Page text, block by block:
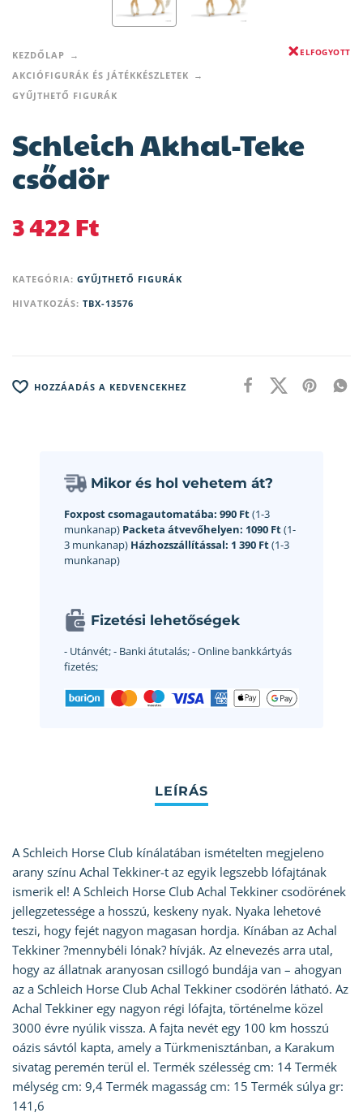
KEZDŐLAP
AKCIÓFIGURÁK ÉS JÁTÉKKÉSZLETEK
GYŰJTHETŐ FIGURÁK
ELFOGYOTT
Schleich Akhal-Teke
csődör
3 422Ft
KATEGÓRIA: GYŰJTHETŐ FIGURÁK
HIVATKOZÁS: TBX-13576
HOZZÁADÁS A KEDVENCEKHEZ
Mikor és hol vehetem át?
Foxpost csomagautomatába: 990 Ft(1-3
munkanap) Packeta átvevőhelyen: 1090 Ft(1-
3 munkanap) Házhozszállítással: 1 390 Ft(1-3
munkanap)
Fizetési lehetőségek
- Utánvét;- Banki átutalás;- Online bankkártyás
fizetés;
A Schleich Horse Club kínálatában ismételten megjeleno
arany színu Achal Tekkiner-t az egyik legszebb lófajtának
ismerik el! A Schleich Horse Club Achal Tekkiner csodörének
jellegzetessége a hosszú, keskeny nyak. Nyaka lehetové
teszi, hogy fejét nagyon magasan hordja. Kínában az Achal
Tekkiner ?mennybéli lónak? hívják. Az elnevezés arra utal,
hogy az állatnak aranyosan csillogó bundája van – ahogyan
az a Schleich Horse Club Achal Tekkiner csodörén látható. Az
Achal Tekkiner egy nagyon régi lófajta, történelme közel
3000 évre nyúlik vissza. A fajta nevét egy 100 km hosszú
oázis sávtól kapta, amely a Türkmenisztánban, a Karakum
sivatag peremén terül el. Termék szélesség cm: 14 Termék
mélység cm: 9,4 Termék magasság cm: 15 Termék súlya gr:
141,6